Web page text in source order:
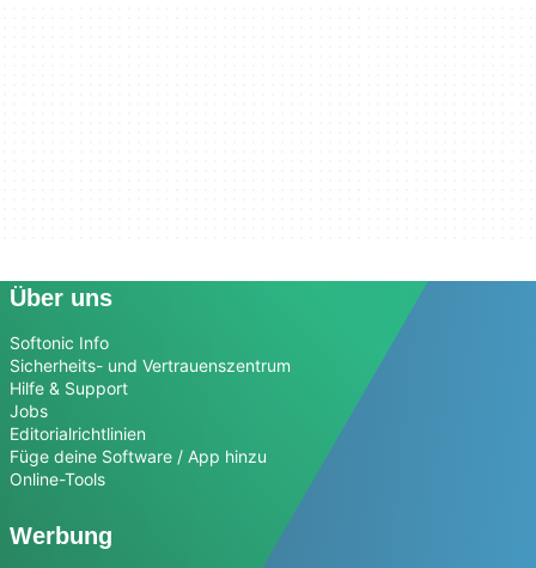
Über uns
Softonic Info
Sicherheits- und Vertrauenszentrum
Hilfe & Support
Jobs
Editorialrichtlinien
Füge deine Software / App hinzu
Online-Tools
Werbung